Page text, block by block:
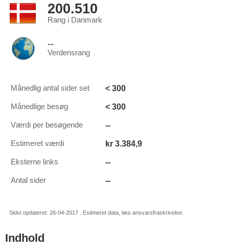
200.510
Rang i Danmark
--
Verdensrang
Månedlig antal sider set < 300
Månedlige besøg < 300
Værdi per besøgende --
Estimeret værdi kr 3.384,9
Eksterne links --
Antal sider --
Sidst opdateret: 26-04-2017 . Estimeret data, læs ansvarsfraskrivelse.
Indhold